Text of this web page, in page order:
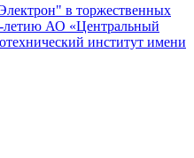
в торжественных
летию АО «Центральный
институт имени